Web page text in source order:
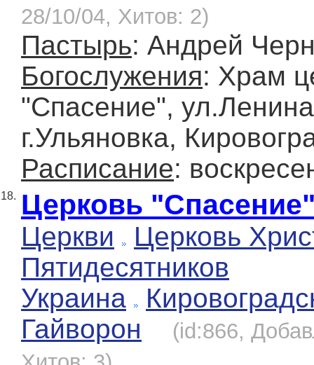
28/10/04, Хитов: 2)
Пастырь: Андрей
Богослужения: Храм
"Спасение",
г.Ульяновка,
Расписание:
18. Церковь
Церкви
Церковь
Пятидесятников
Украина
Гайворон
(id:866,